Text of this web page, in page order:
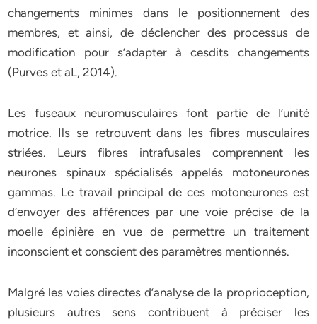
changements minimes dans le positionnement des
membres, et ainsi, de déclencher des processus de
modification pour s’adapter à cesdits changements
(Purves et aL, 2014).
Les fuseaux neuromusculaires font partie de l’unité
motrice. Ils se retrouvent dans les fibres musculaires
striées. Leurs fibres intrafusales comprennent les
neurones spinaux spécialisés appelés motoneurones
gammas. Le travail principal de ces motoneurones est
d’envoyer des afférences par une voie précise de la
moelle épinière en vue de permettre un traitement
inconscient et conscient des paramètres mentionnés.
Malgré les voies directes d’analyse de la proprioception,
plusieurs autres sens contribuent à préciser les